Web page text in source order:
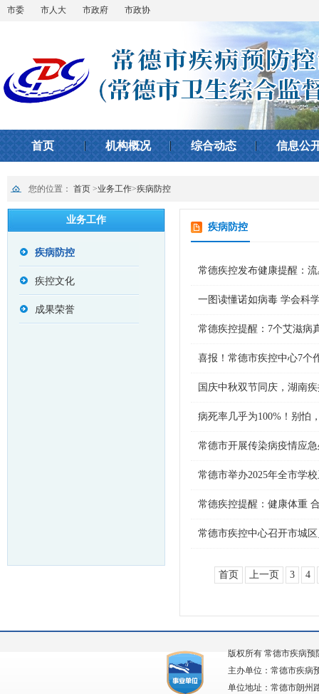
市委 市人大 市政府 市政协
首页 机构概况 综合动态 信息公
您的位置： 首页 >业务工作>疾病防控
业务工作
疾病防控
疾控文化
成果荣誉
疾病防控
常德疾控发布健康提醒：
一图读懂诺如病毒 学会科
常德疾控提醒：7个艾滋病
喜报！常德市疾控中心7个
国庆中秋双节同庆，湖南
病死率几乎为100%！别怕
常德市开展传染病疫情应急
常德市举办2025年全市学
常德疾控提醒：健康体重
常德市疾控中心召开市城
首页 上一页 3 4
版权所有 常德市疾病
主办单位：常德市疾病
单位地址：常德市朗州